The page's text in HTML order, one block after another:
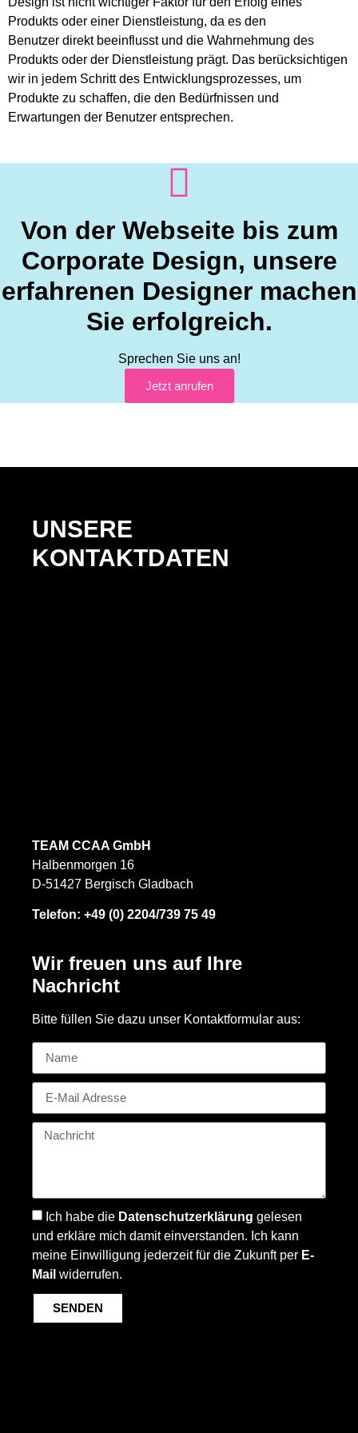
Produkts oder einer Dienstleistung, da es den
Benutzer direkt beeinflusst und die Wahrnehmung des
Produkts oder der Dienstleistung prägt. Das berücksichtigen
wir in jedem Schritt des Entwicklungsprozesses, um
Produkte zu schaffen, die den Bedürfnissen und
Erwartungen der Benutzer entsprechen.
Von der Webseite bis zum
Corporate Design, unsere
erfahrenen Designer machen
Sie erfolgreich.
Sprechen Sie uns an!
Jetzt anrufen
UNSERE
KONTAKTDATEN
TEAM CCAA GmbH
Halbenmorgen 16
D-51427 Bergisch Gladbach
Telefon: +49 (0) 2204/739 75 49
Wir freuen uns auf Ihre
Nachricht
Bitte füllen Sie dazu unser Kontaktformular aus:
Ich habe die Datenschutzerklärung gelesen
und erkläre mich damit einverstanden. Ich kann
meine Einwilligung jederzeit für die Zukunft per E-
Mail widerrufen.
SENDEN